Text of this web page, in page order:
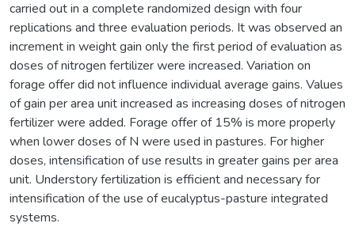
carried out in a complete randomized design with four
replications and three evaluation periods. It was observed an
increment in weight gain only the first period of evaluation as
doses of nitrogen fertilizer were increased. Variation on
forage offer did not influence individual average gains. Values
of gain per area unit increased as increasing doses of nitrogen
fertilizer were added. Forage offer of 15% is more properly
when lower doses of N were used in pastures. For higher
doses, intensification of use results in greater gains per area
unit. Understory fertilization is efficient and necessary for
intensification of the use of eucalyptus-pasture integrated
systems.